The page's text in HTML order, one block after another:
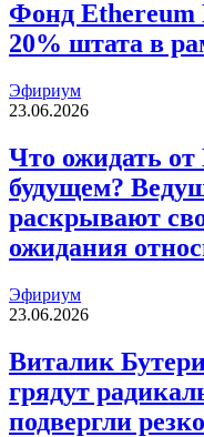
Фонд Ethereum
20% штата в
Эфириум
23.06.2026
Что ожидать
будущем?
раскрывают
ожидания
Эфириум
23.06.2026
Виталик
грядут
подвергли